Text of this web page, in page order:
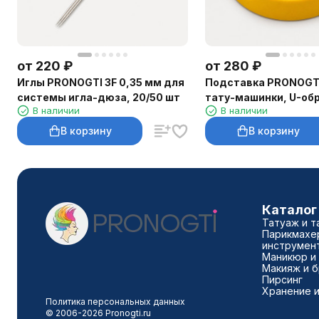
от 220 ₽
Иглы PRONOGTI 3F 0,35 мм для
системы игла-дюза, 20/50 шт
В наличии
В корзину
от 280 ₽
Подставка
тату-машинки, U-
В наличии
В корзину
Татуаж и
Маникюр и
Макияж и
Пирсинг
Хранение
Политика персональных данных
© 2006-2026 Pronogti.ru